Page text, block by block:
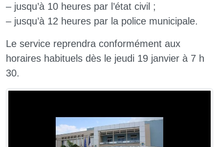
– jusqu’à 10 heures par l’état civil ;
– jusqu’à 12 heures par la police municipale.
Le service reprendra conformément aux
horaires habituels dès le jeudi 19 janvier à 7 h
30.